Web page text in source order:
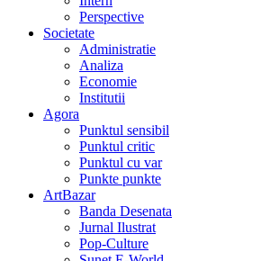
Perspective
Societate
Administratie
Analiza
Economie
Institutii
Agora
Punktul sensibil
Punktul critic
Punktul cu var
Punkte punkte
ArtBazar
Banda Desenata
Jurnal Ilustrat
Pop-Culture